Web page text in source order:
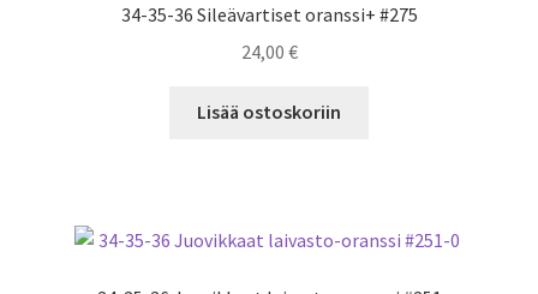
34-35-36 Sileävartiset oranssi+ #275
24,00 €
Lisää ostoskoriin